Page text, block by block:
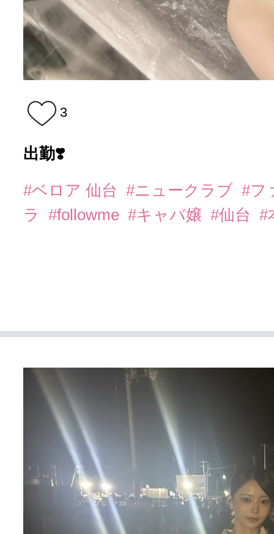
3
出勤❣️
#ベロア 仙台 #ニュークラブ #フ
ラ
#followme #キャバ嬢 #仙台 #